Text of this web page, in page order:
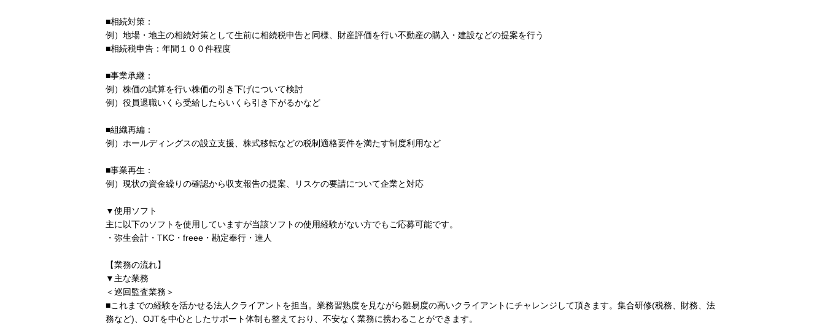
■相続対策：
例）地場・地主の相続対策として生前に相続税申告と同様、財産評価を行い不動産の購入・建設などの提案を行う
■相続税申告：年間１００件程度
■事業承継：
例）株価の試算を行い株価の引き下げについて検討
例）役員退職いくら受給したらいくら引き下がるかなど
■組織再編：
例）ホールディングスの設立支援、株式移転などの税制適格要件を満たす制度利用など
■事業再生：
例）現状の資金繰りの確認から収支報告の提案、リスケの要請について企業と対応
▼使用ソフト
主に以下のソフトを使用していますが当該ソフトの使用経験がない方でもご応募可能です。
・弥生会計・TKC・freee・勘定奉行・達人
【業務の流れ】
▼主な業務
＜巡回監査業務＞
■これまでの経験を活かせる法人クライアントを担当。業務習熟度を見ながら難易度の高いクライアントにチャレンジして頂きます。集合研修(税務、財務、法
務など)、OJTを中心としたサポート体制も整えており、不安なく業務に携わることができます。